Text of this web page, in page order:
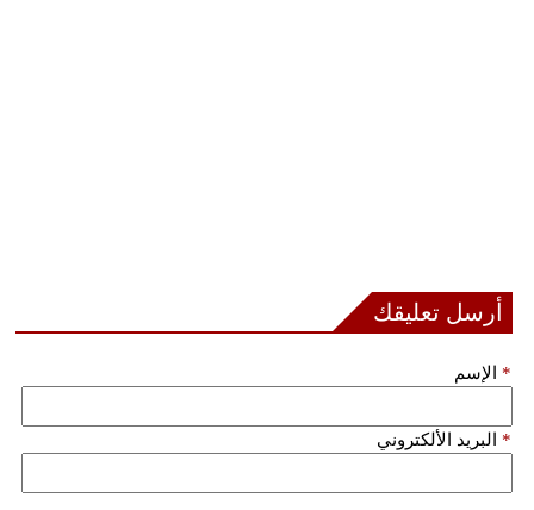
أرسل تعليقك
الإسم *
البريد الألكتروني *